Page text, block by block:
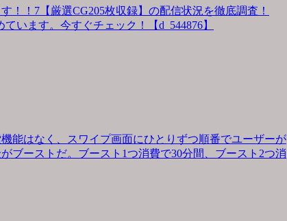
！7【厳選CG205枚収録】の配信状況を徹底調査！
います。今すぐチェック！【d_544876】
能はなく、スワイプ画面にひとりずつ順番でユーザーが
ブーストだ。ブースト1つ消費で30分間、ブースト2つ消